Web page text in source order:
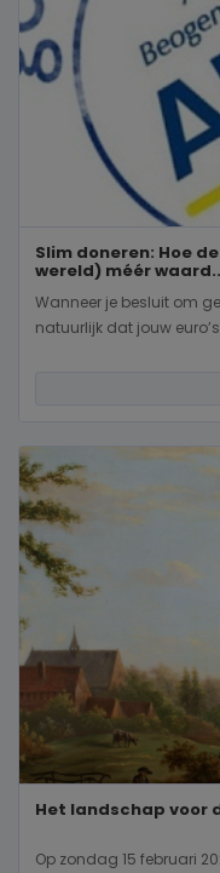
Slim doneren: Hoe
wereld) méér
Wanneer je besluit om
natuurlijk dat jouw
Het landschap voor
Op zondag 15 februari